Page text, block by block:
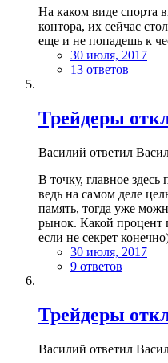
На каком виде спорта
контора, их сейчас
еще и не попадешь к
30 июля, 2017
13 ответов
Трейдеры
Василий ответил
В точку, главное
ведь на самом деле
память, тогда уже
рынок. Какой процент
если не секрет
30 июля, 2017
9 ответов
Трейдеры
Василий ответил